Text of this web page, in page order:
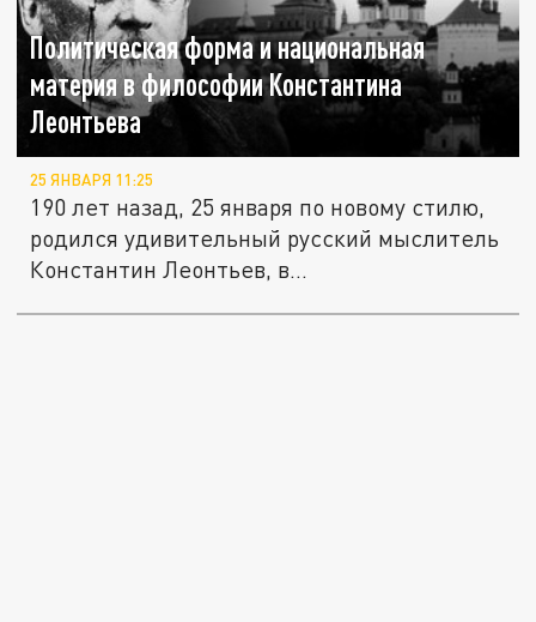
Политическая форма и национальная
материя в философии Константина
Леонтьева
25 ЯНВАРЯ 11:25
190 лет назад, 25 января по новому стилю,
родился удивительный русский мыслитель
Константин Леонтьев, в...